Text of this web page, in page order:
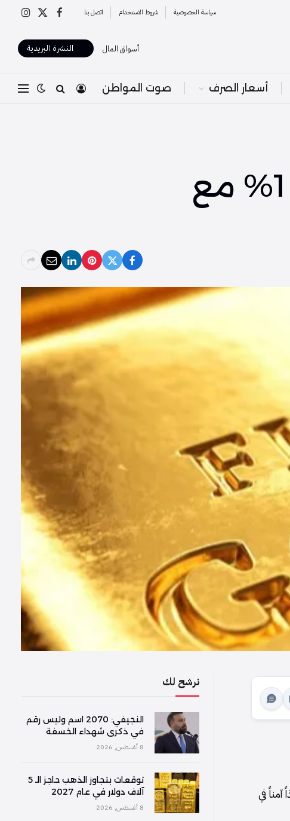
سياسة الخصوصية شروط الاستخدام اتصل بنا فيسبوك
X
أسواق المال النشرة البريدية
أسعار الصرف صوت المواطن
صعود “الملاذ الآمن” بنسبة تزيد عن 1% مع
آمناً في
نرشح لك
النجيفي: 2070 اسم وليس رقم
في ذكرى شهداء الخسفة
8 أغسطس, 2026
توقعات بتجاوز الذهب حاجز الـ 5
آلاف دولار في عام 2027
8 أغسطس, 2026